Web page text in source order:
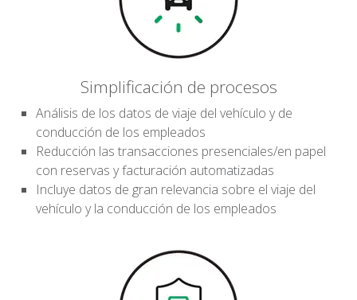
Simplificación de procesos
Análisis de los datos de viaje del vehículo y de
conducción de los empleados
Reducción las transacciones presenciales/en papel
con reservas y facturación automatizadas
Incluye datos de gran relevancia sobre el viaje del
vehículo y la conducción de los empleados